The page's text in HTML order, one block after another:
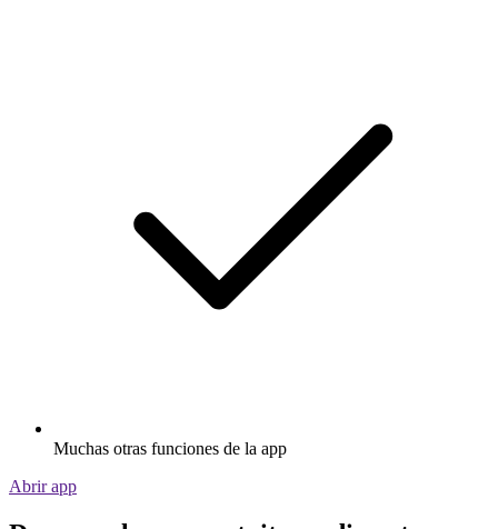
Muchas otras funciones de la app
Abrir app